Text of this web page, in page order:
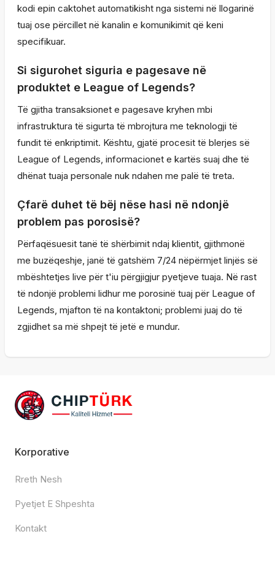
kodi epin caktohet automatikisht nga sistemi në llogarinë
tuaj ose përcillet në kanalin e komunikimit që keni
specifikuar.
Si sigurohet siguria e pagesave në
produktet e League of Legends?
Të gjitha transaksionet e pagesave kryhen mbi
infrastruktura të sigurta të mbrojtura me teknologji të
fundit të enkriptimit. Kështu, gjatë procesit të blerjes së
League of Legends, informacionet e kartës suaj dhe të
dhënat tuaja personale nuk ndahen me palë të treta.
Çfarë duhet të bëj nëse hasi në ndonjë
problem pas porosisë?
Përfaqësuesit tanë të shërbimit ndaj klientit, gjithmonë
me buzëqeshje, janë të gatshëm 7/24 nëpërmjet linjës së
mbështetjes live për t'iu përgjigjur pyetjeve tuaja. Në rast
të ndonjë problemi lidhur me porosinë tuaj për League of
Legends, mjafton të na kontaktoni; problemi juaj do të
zgjidhet sa më shpejt të jetë e mundur.
Korporative
Rreth Nesh
Pyetjet E Shpeshta
Kontakt